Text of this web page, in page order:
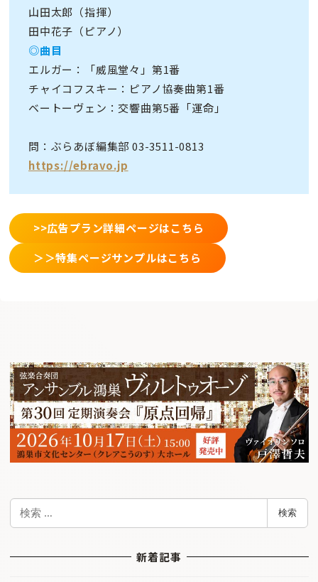
山田太郎（指揮）
田中花子（ピアノ）
◎曲目
エルガー：「威風堂々」第1番
チャイコフスキー：ピアノ協奏曲第1番
ベートーヴェン：交響曲第5番「運命」
問：ぶらあぼ編集部 03-3511-0813
https://ebravo.jp
>>広告プラン詳細ページはこちら
＞＞特集ページサンプルはこちら
検
検索
新着記事